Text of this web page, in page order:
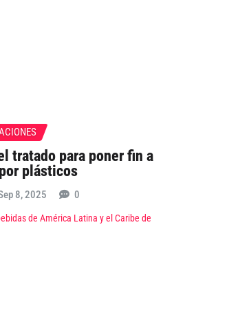
tratado para poner fin a
plásticos
8, 2025 0
de América Latina y el Caribe de